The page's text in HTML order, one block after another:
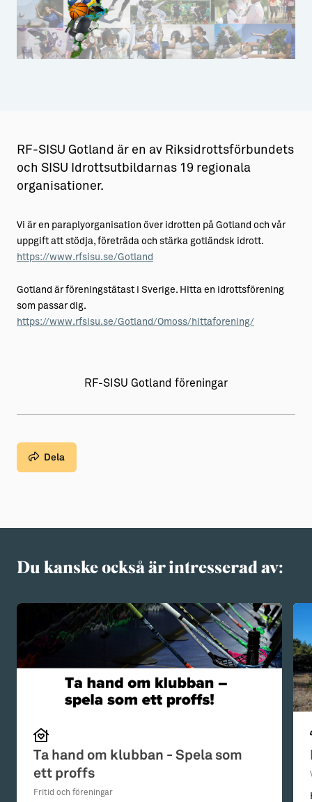
Aktiviteter
Sustainable Plejs
Almedalsveckan
Medeltidsveckan
→ Gutamål och gotländska
Allt om bostad
Allt om livet på Ön
→ Fritidsliv
→ Föreningsliv
→ Idrottsliv
Barn & Familj
RF-SISU Gotland är en av Riksidrottsförbundets
och SISU Idrottsutbildarnas 19 regionala
organisationer.
Vi är en paraplyorganisation över idrotten på Gotland och vår
uppgift att stödja, företräda och stärka gotländsk idrott.
https://www.rfsisu.se/Gotland
Gotland är föreningstätast i Sverige. Hitta en idrottsförening
som passar dig.
https://www.rfsisu.se/Gotland/Omoss/hittaforening/
RF-SISU Gotland föreningar
Dela
Du kanske också är intresserad av:
Ta hand om klubban - Spela som
ett proffs
Fritid och föreningar